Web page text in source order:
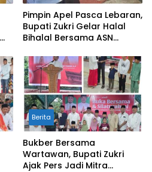
Pimpin Apel Pasca Lebaran,
Bupati Zukri Gelar Halal
Bihalal Bersama ASN
Berita
Bukber Bersama
Wartawan, Bupati Zukri
Ajak Pers Jadi Mitra